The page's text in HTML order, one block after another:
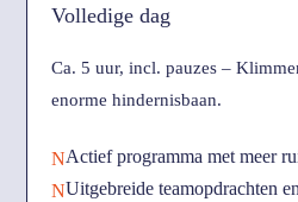
Volledige dag
Ca. 5 uur, incl. pauzes –
enorme hindernisbaan.
NActief programma met meer
NUitgebreide teamopdrachten